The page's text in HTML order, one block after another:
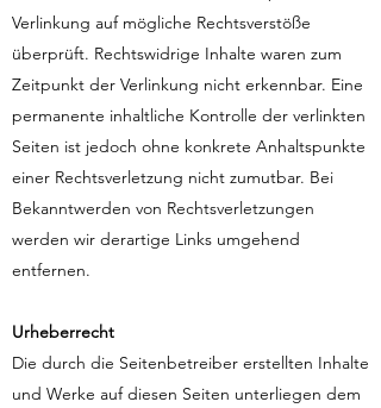
Verlinkung auf mögliche Rechtsverstöße
überprüft. Rechtswidrige Inhalte waren zum
Zeitpunkt der Verlinkung nicht erkennbar. Eine
permanente inhaltliche Kontrolle der verlinkten
Seiten ist jedoch ohne konkrete Anhaltspunkte
einer Rechtsverletzung nicht zumutbar. Bei
Bekanntwerden von Rechtsverletzungen
werden wir derartige Links umgehend
entfernen.
Urheberrecht
Die durch die Seitenbetreiber erstellten Inhalte
und Werke auf diesen Seiten unterliegen dem